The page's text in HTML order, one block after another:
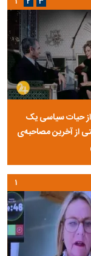
از حیات سیاسی یک
از آخرین مصاحبه‌ی
۱